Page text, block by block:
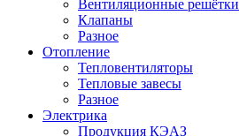
Вентиляционные решётки
Клапаны
Разное
Отопление
Тепловентиляторы
Тепловые завесы
Разное
Электрика
Продукция КЭАЗ